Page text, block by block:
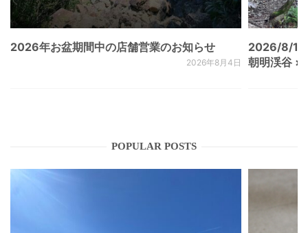
2026年お盆期間中の店舗営業のお知らせ
2026年8月4日
2026/8/
朝明渓谷 ×
POPULAR POSTS